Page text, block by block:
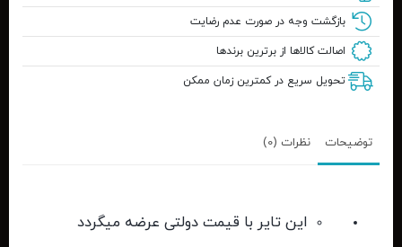
بازگشت وجه در صورت عدم رضایت
اصالت کالاها از برترین برندها
تحویل سریع در کمترین زمان ممکن
توضیحات نظرات (0)
این تایر با قیمت دولتی عرضه میگردد